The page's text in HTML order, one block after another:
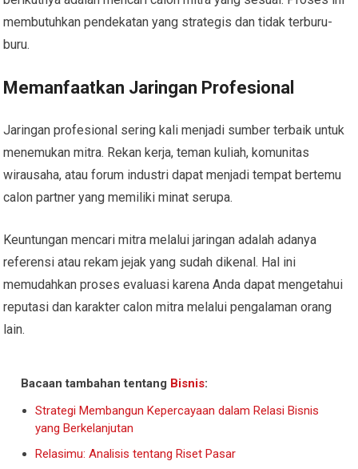
membutuhkan pendekatan yang strategis dan tidak terburu-
buru.
Memanfaatkan Jaringan Profesional
Jaringan profesional sering kali menjadi sumber terbaik untuk
menemukan mitra. Rekan kerja, teman kuliah, komunitas
wirausaha, atau forum industri dapat menjadi tempat bertemu
calon partner yang memiliki minat serupa.
Keuntungan mencari mitra melalui jaringan adalah adanya
referensi atau rekam jejak yang sudah dikenal. Hal ini
memudahkan proses evaluasi karena Anda dapat mengetahui
reputasi dan karakter calon mitra melalui pengalaman orang
lain.
Bacaan tambahan tentang Bisnis:
Strategi Membangun Kepercayaan dalam Relasi Bisnis
yang Berkelanjutan
Relasimu: Analisis tentang Riset Pasar